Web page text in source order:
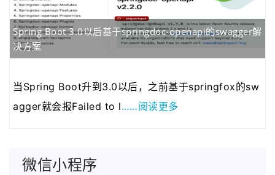
2020年04月23日 由于服务器的带宽有…
2020年01月08日 若想发表博客的可以…
为了跟整套系统名称…
Spring Boot 3.0以后基于springdoc-openapi的swagger解
决方案
当Spring Boot升到3.0以后，之前基于springfox的sw
agger就会报Failed to l……阅读更多
微信小程序